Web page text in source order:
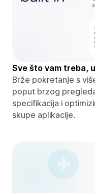
Sve što vam treba,
Brže pokretanje s
poput brzog
specifikacija i
skupe aplikacije.